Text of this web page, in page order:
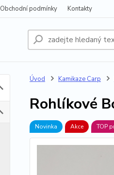
Obchodní podmínky Kontakty
Úvod Kamikaze Carp
Rohlíkové
Novinka Akce TOP